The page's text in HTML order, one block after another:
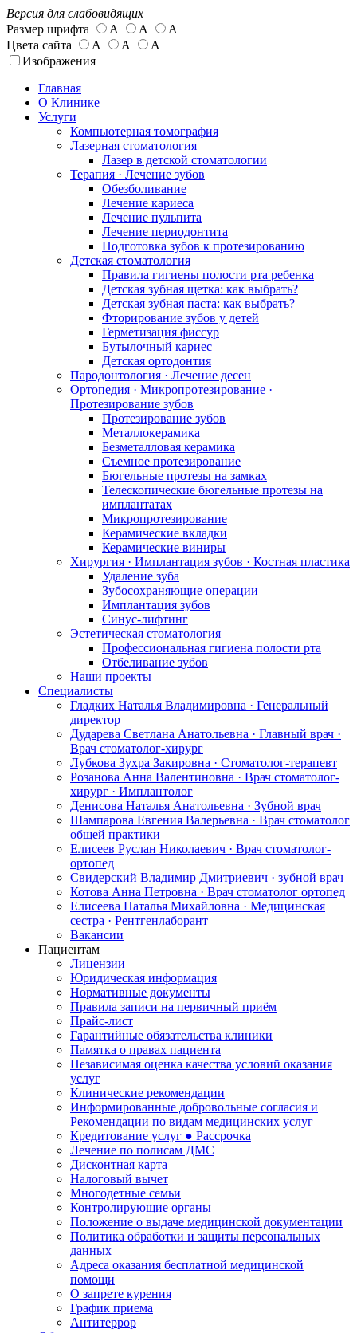
Версия для слабовидящих
Размер шрифта
А А
А
Цвета сайта
А А
А
Изображения
Главная
О Клинике
Услуги
Компьютерная томография
Лазерная стоматология
Лазер в детской стоматологии
Терапия · Лечение зубов
Обезболивание
Лечение кариеса
Лечение пульпита
Лечение периодонтита
Подготовка зубов к протезированию
Детская стоматология
Правила гигиены полости рта ребенка
Детская зубная щетка: как выбрать?
Детская зубная паста: как выбрать?
Фторирование зубов у детей
Герметизация фиссур
Бутылочный кариес
Детская ортодонтия
Пародонтология · Лечение десен
Ортопедия · Микропротезирование ·
Протезирование зубов
Протезирование зубов
Металлокерамика
Безметалловая керамика
Съемное протезирование
Бюгельные протезы на замках
Телескопические бюгельные протезы на
имплантатах
Микропротезирование
Керамические вкладки
Керамические виниры
Хирургия · Имплантация зубов · Костная пластика
Удаление зуба
Зубосохраняющие операции
Имплантация зубов
Синус-лифтинг
Эстетическая стоматология
Профессиональная гигиена полости рта
Отбеливание зубов
Наши проекты
Специалисты
Гладких Наталья Владимировна · Генеральный
директор
Дударева Светлана Анатольевна · Главный врач ·
Врач стоматолог-хирург
Лубкова Зухра Закировна · Стоматолог-терапевт
Розанова Анна Валентиновна · Врач стоматолог-
хирург · Имплантолог
Денисова Наталья Анатольевна · Зубной врач
Шампарова Евгения Валерьевна · Врач стоматолог
общей практики
Елисеев Руслан Николаевич · Врач стоматолог-
ортопед
Свидерский Владимир Дмитриевич · зубной врач
Котова Анна Петровна · Врач стоматолог ортопед
Елисеева Наталья Михайловна · Медицинская
сестра · Рентгенлаборант
Вакансии
Пациентам
Лицензии
Юридическая информация
Нормативные документы
Правила записи на первичный приём
Прайс-лист
Гарантийные обязательства клиники
Памятка о правах пациента
Независимая оценка качества условий оказания
услуг
Клинические рекомендации
Информированные добровольные согласия и
Рекомендации по видам медицинских услуг
Кредитование услуг ● Рассрочка
Лечение по полисам ДМС
Дисконтная карта
Налоговый вычет
Многодетные семьи
Контролирующие органы
Положение о выдаче медицинской документации
Политика обработки и защиты персональных
данных
Адреса оказания бесплатной медицинской
помощи
О запрете курения
График приема
Антитеррор